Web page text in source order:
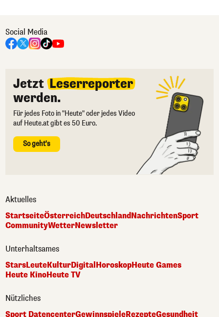
Social Media
Jetzt Leserreporter
werden.
Für jedes Foto in "Heute" oder jedes Video
auf Heute.at gibt es 50 Euro.
So geht's
Aktuelles
StartseiteÖsterreichDeutschlandNachrichtenSport
CommunityWetterNewsletter
Unterhaltsames
StarsLeuteKulturDigital HoroskopHeute Games
Heute KinoHeute TV
Nützliches
Sport DatencenterGewinnspieleRezepteGesundheit